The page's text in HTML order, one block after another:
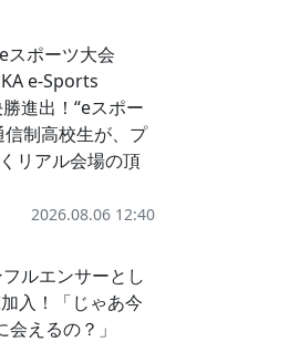
スポーツ大会
e-Sports
進出！“eスポー
信制高校生が、プ
リアル会場の頂
2026.08.06 12:40
ルエンサーとし
入！「じゃあ今
えるの？」